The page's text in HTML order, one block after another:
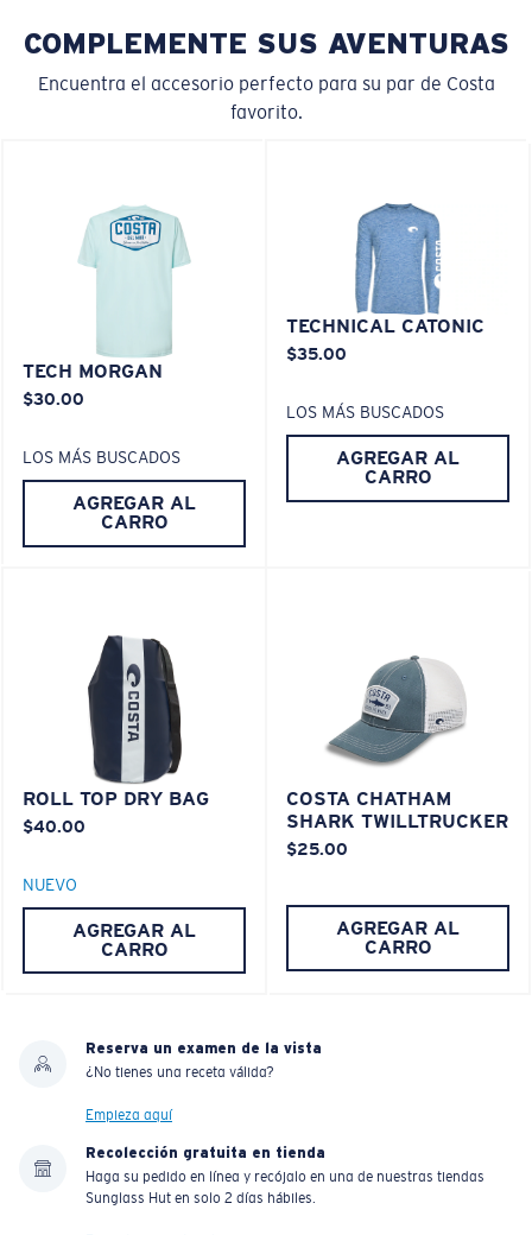
¿Se ajusta en el centro?
medianao
¿Se ajusta en las dos últimas posiciones?
Es posible que necesite una montura XL.
El vidrio ofrece el material de mayor claridad
Los espejos encapsulados (entre las capas de
PATENTE DE EE. UU. N.º 6.334.680
PATENTE DE EE. UU. N.º 6.604.824
580® lightwave Policarbonato
ENLACE MOLECULAR C-WALL
ESPEJO (OPCIONAL)
LENTE DE POLICARBONATO
POLARIZED FILM
LENTE DE POLICARBONATO
ENLACE MOLECULAR C-WALL ®
El policarbonato son las opciones de material para
lentes más livianas y duraderas
COMPLEMENTE SUS AVENTURAS
Encuentra el accesorio perfecto para su par de Costa
favorito.
TECH MORGAN
$30.00
LOS MÁS BUSCADOS
AGREGAR AL
CARRO
TECHNICAL CATONIC
$35.00
LOS MÁS BUSCADOS
AGREGAR AL
CARRO
ROLL TOP DRY BAG
$40.00
NUEVO
AGREGAR AL
CARRO
COSTA CHATHAM
SHARK TWILLTRUCKER
$25.00
AGREGAR AL
CARRO
Reserva un examen de la vista
¿No tienes una receta válida?
Empieza aquí
Recolección gratuita en tienda
Haga su pedido en línea y recójalo en una de nuestras tiendas
Sunglass Hut en solo 2 días hábiles.